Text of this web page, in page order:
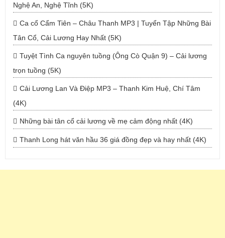
Nghệ An, Nghệ Tĩnh (5K)
Ca cổ Cẩm Tiên – Châu Thanh MP3 | Tuyển Tập Những Bài
Tân Cổ, Cải Lương Hay Nhất (5K)
Tuyệt Tình Ca nguyên tuồng (Ông Cò Quận 9) – Cải lương
trọn tuồng (5K)
Cải Lương Lan Và Điệp MP3 – Thanh Kim Huệ, Chí Tâm
(4K)
Những bài tân cổ cải lương về mẹ cảm động nhất (4K)
Thanh Long hát văn hầu 36 giá đồng đẹp và hay nhất (4K)